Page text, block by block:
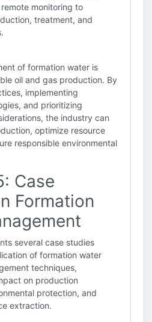
monitoring to
treatment, and
of formation water is
oil and gas production. By
implementing
and prioritizing
the industry can
optimize resource
responsible environmental
Case
Formation
several case studies
of formation water
techniques,
on production
protection, and
extraction.